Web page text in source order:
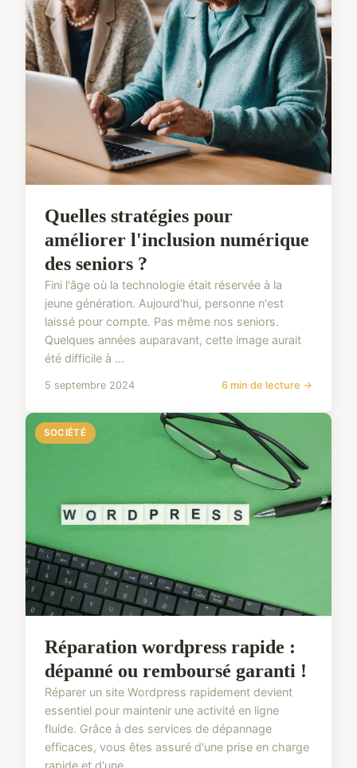
Quelles stratégies pour
améliorer l'inclusion numérique
des seniors ?
Fini l'âge où la technologie était réservée à la
jeune génération. Aujourd'hui, personne n'est
laissé pour compte. Pas même nos seniors.
Quelques années auparavant, cette image aurait
été difficile à ...
5 septembre 2024 6 min de lecture →
SOCIÉTÉ
Réparation wordpress rapide :
dépanné ou remboursé garanti !
Réparer un site Wordpress rapidement devient
essentiel pour maintenir une activité en ligne
fluide. Grâce à des services de dépannage
efficaces, vous êtes assuré d'une prise en charge